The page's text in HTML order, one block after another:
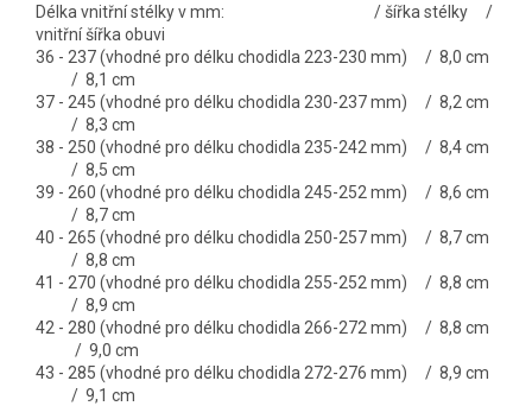
Délka vnitřní stélky v mm: / šířka stélky /
vnitřní šířka obuvi
36 - 237 (vhodné pro délku chodidla 223-230 mm) / 8,0 cm
/ 8,1 cm
37 - 245 (vhodné pro délku chodidla 230-237 mm) / 8,2 cm
/ 8,3 cm
38 - 250 (vhodné pro délku chodidla 235-242 mm) / 8,4 cm
/ 8,5 cm
39 - 260 (vhodné pro délku chodidla 245-252 mm) / 8,6 cm
/ 8,7 cm
40 - 265 (vhodné pro délku chodidla 250-257 mm) / 8,7 cm
/ 8,8 cm
41 - 270 (vhodné pro délku chodidla 255-252 mm) / 8,8 cm
/ 8,9 cm
42 - 280 (vhodné pro délku chodidla 266-272 mm) / 8,8 cm
/ 9,0 cm
43 - 285 (vhodné pro délku chodidla 272-276 mm) / 8,9 cm
/ 9,1 cm